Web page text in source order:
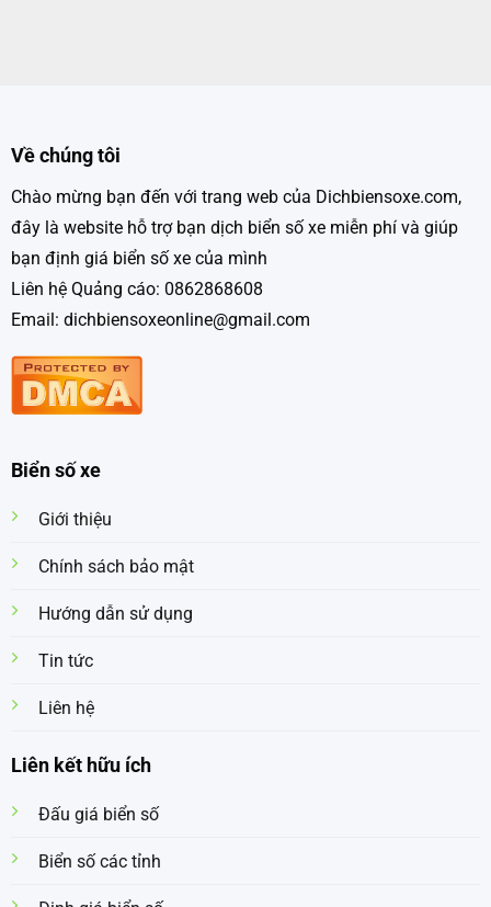
Về chúng tôi
Chào mừng bạn đến với trang web của Dichbiensoxe.com,
đây là website hỗ trợ bạn dịch biển số xe miễn phí và giúp
bạn định giá biển số xe của mình
Liên hệ Quảng cáo: 0862868608
Email: dichbiensoxeonline@gmail.com
Biển số xe
Giới thiệu
Chính sách bảo mật
Hướng dẫn sử dụng
Tin tức
Liên hệ
Liên kết hữu ích
Đấu giá biển số
Biển số các tỉnh